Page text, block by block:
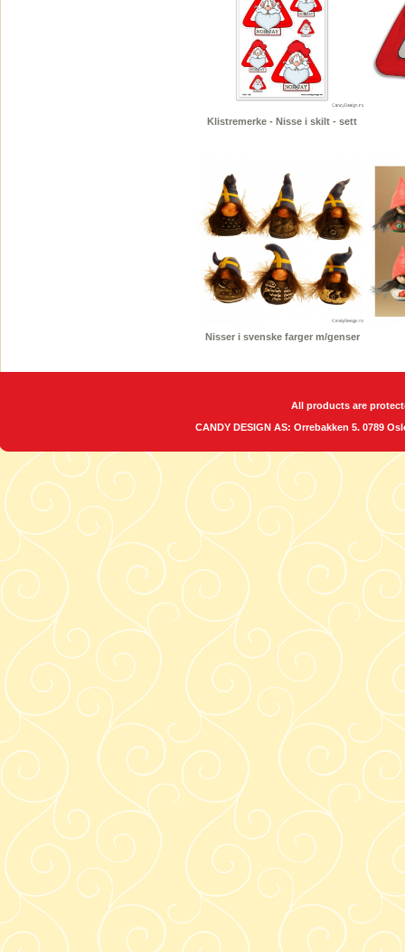
Klistremerke - Nisse i skilt - sett
Nisser i svenske farger m/genser
All products are
CANDY DESIGN AS: Orrebakken 5. 0789